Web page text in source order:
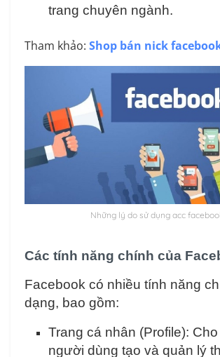
trang chuyên ngành.
Tham khảo: Shop bán nick
Những lý do sử dụng acc
Các tính năng chính của
Facebook có nhiều tính năng
dạng, bao gồm:
Trang cá nhân (Profile):
người dùng tạo và quản lý